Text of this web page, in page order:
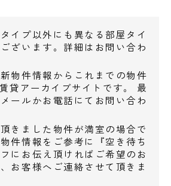
イプ以外にも異なる部屋タイ
ざいます。詳細はお問い合わ
物件情報からこれまでの物件
貸アーカイブサイトです。 最
ールかお電話にてお問い合わ
きました物件が満室の場合で
件情報をご参考に『空き待ち
にお伝え頂ければご希望のお
お客様へご連絡させて頂きま